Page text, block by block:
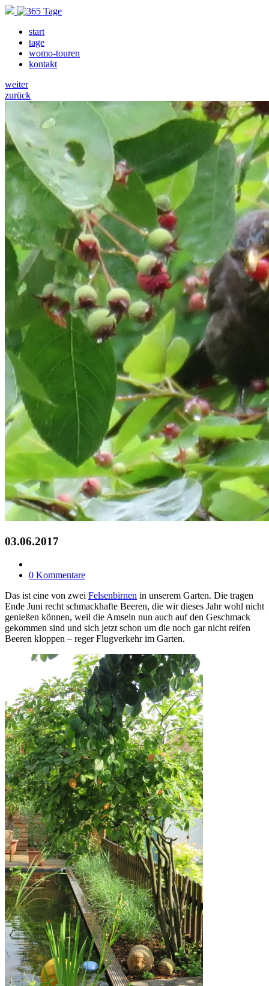
start
tage
womo-touren
kontakt
weiter
zurück
03.06.2017
0 Kommentare
Das ist eine von zwei Felsenbirnen in unserem Garten. Die tragen
Ende Juni recht schmackhafte Beeren, die wir dieses Jahr wohl nicht
genießen können, weil die Amseln nun auch auf den Geschmack
gekommen sind und sich jetzt schon um die noch gar nicht reifen
Beeren kloppen – reger Flugverkehr im Garten.